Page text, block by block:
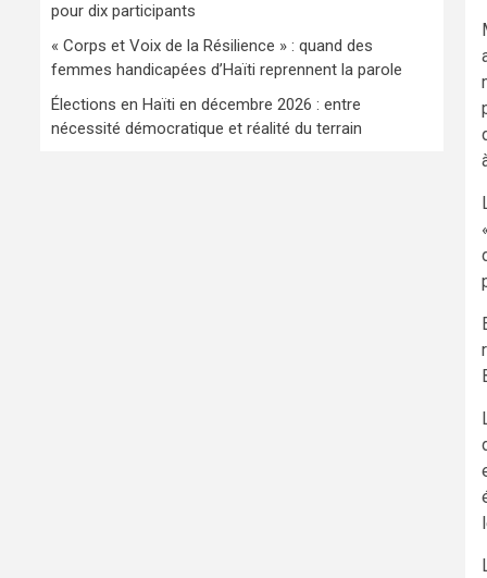
pour dix participants
« Corps et Voix de la Résilience » : quand des
femmes handicapées d’Haïti reprennent la parole
Élections en Haïti en décembre 2026 : entre
nécessité démocratique et réalité du terrain